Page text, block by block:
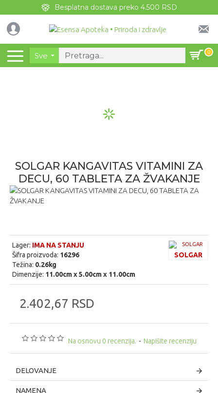
Besplatna dostava preko 4.500 RSD
Sve 0
SOLGAR KANGAVITAS VITAMINI ZA
DECU, 60 TABLETA ZA ŽVAKANJE
Na osnovu 0 recenzija. - Napišite recenziju
2.402,67 RSD
Lager: IMA NA STANJU
Šifra proizvoda: 16296
Težina: 0.26kg
Dimenzije: 11.00cm x 5.00cm x 11.00cm
SOLGAR
DELOVANJE
NAMENA